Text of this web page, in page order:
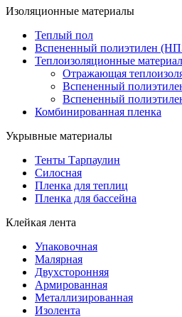
Изоляционные материалы
Теплый пол
Вспененный полиэтилен
Теплоизоляционные
Отражающая
Вспененный
Вспененный
Комбинированная пленка
Укрывные материалы
Тенты Тарпаулин
Силосная
Пленка для теплиц
Пленка для бассейна
Клейкая лента
Упаковочная
Малярная
Двухсторонняя
Армированная
Металлизированная
Изолента